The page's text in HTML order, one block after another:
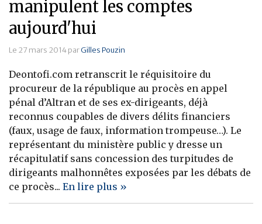
manipulent les comptes
aujourd'hui
Le 27 mars 2014 parGilles Pouzin
Deontofi.com retranscrit le réquisitoire du
procureur de la république au procès en appel
pénal d’Altran et de ses ex-dirigeants, déjà
reconnus coupables de divers délits financiers
(faux, usage de faux, information trompeuse…). Le
représentant du ministère public y dresse un
récapitulatif sans concession des turpitudes de
dirigeants malhonnêtes exposées par les débats de
ce procès... En lire plus »